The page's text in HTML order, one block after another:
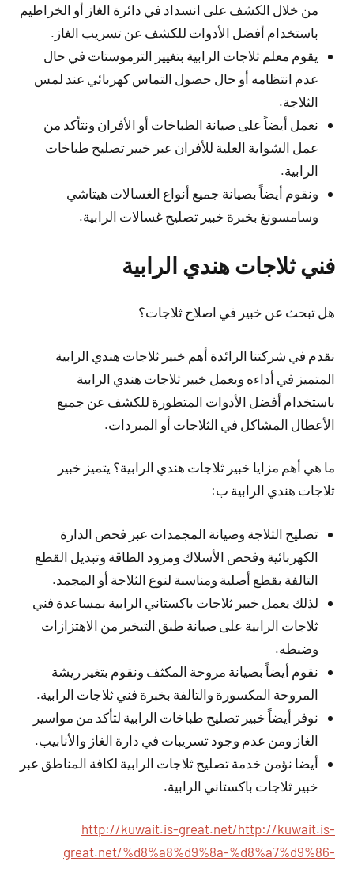
من خلال الكشف على انسداد في دائرة الغاز أو الخراطيم
باستخدام أفضل الأدوات للكشف عن تسريب الغاز.
يقوم معلم ثلاجات الرابية بتغيير الترموستات في حال
عدم انتظامه أو حال حصول التماس كهربائي عند لمس
الثلاجة.
نعمل أيضاً على صيانة الطباخات أو الأفران ونتأكد من
عمل الشواية العلية للأفران عبر خبير تصليح طباخات
الرابية.
ونقوم أيضاً بصيانة جميع أنواع الغسالات هيتاشي
وسامسونغ بخبرة خبير تصليح غسالات الرابية.
فني ثلاجات هندي الرابية
هل تبحث عن خبير في اصلاح ثلاجات؟
نقدم في شركتنا الرائدة أهم خبير ثلاجات هندي الرابية
المتميز في أداءه ويعمل خبير ثلاجات هندي الرابية
باستخدام أفضل الأدوات المتطورة للكشف عن جميع
الأعطال المشاكل في الثلاجات أو المبردات.
ما هي أهم مزايا خبير ثلاجات هندي الرابية؟ يتميز خبير
ثلاجات هندي الرابية ب:
تصليح الثلاجة وصيانة المجمدات عبر فحص الدارة
الكهربائية وفحص الأسلاك ومزود الطاقة وتبديل القطع
التالفة بقطع أصلية ومناسبة لنوع الثلاجة أو المجمد.
لذلك يعمل خبير ثلاجات باكستاني الرابية بمساعدة فني
ثلاجات الرابية على صيانة طبق التبخير من الاهتزازات
وضبطه.
نقوم أيضاً بصيانة مروحة المكثف ونقوم بتغير ريشة
المروحة المكسورة والتالفة بخبرة فني ثلاجات الرابية.
نوفر أيضاً خبير تصليح طباخات الرابية لتأكد من مواسير
الغاز ومن عدم وجود تسريبات في دارة الغاز والأنابيب.
أيضا نؤمن خدمة تصليح ثلاجات الرابية لكافة المناطق عبر
خبير ثلاجات باكستاني الرابية.
http://kuwait.is-great.net/http://kuwait.is-
great.net/%d8%a8%d9%8a-%d8%a7%d9%86-